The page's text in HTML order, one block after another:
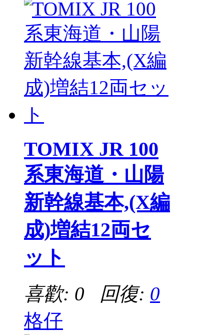
TOMIX JR 100
系東海道・山陽
新幹線基本,(X編
成)増結12両セ
ット
喜歡: 0 回復: 0
格仔